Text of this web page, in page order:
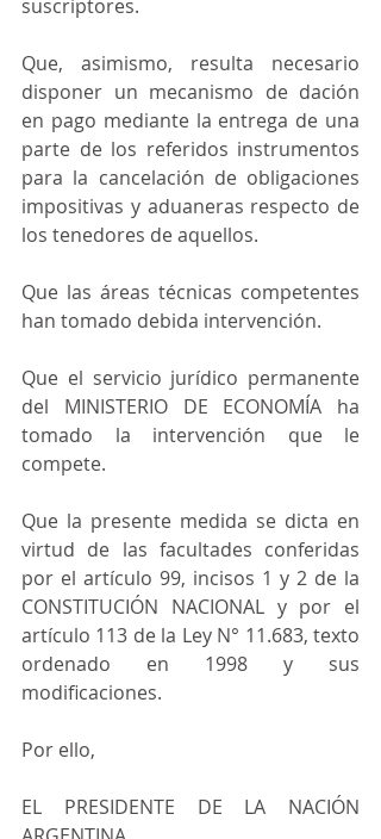
suscriptores.
Que, asimismo, resulta necesario
disponer un mecanismo de dación
en pago mediante la entrega de una
parte de los referidos instrumentos
para la cancelación de obligaciones
impositivas y aduaneras respecto de
los tenedores de aquellos.
Que las áreas técnicas competentes
han tomado debida intervención.
Que el servicio jurídico permanente
del MINISTERIO DE ECONOMÍA ha
tomado la intervención que le
compete.
Que la presente medida se dicta en
virtud de las facultades conferidas
por el artículo 99, incisos 1 y 2 de la
CONSTITUCIÓN NACIONAL y por el
artículo 113 de la Ley N° 11.683, texto
ordenado en 1998 y sus
modificaciones.
Por ello,
EL PRESIDENTE DE LA NACIÓN